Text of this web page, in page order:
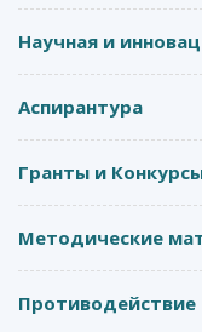
Научная и
Аспирантура
Гранты и
Методические